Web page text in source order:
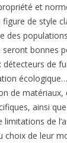
et
figure de style
des
bonnes
détecteurs de
de
ainsi
limitations de
choix de leur